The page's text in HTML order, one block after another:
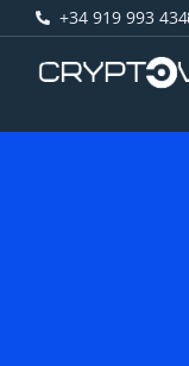
+34 919 993 434